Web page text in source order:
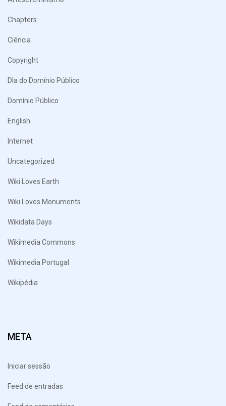
Chapters
Ciência
Copyright
DIa do Domínio Público
Domínio Público
English
Internet
Uncategorized
Wiki Loves Earth
Wiki Loves Monuments
Wikidata Days
Wikimedia Commons
Wikimedia Portugal
Wikipédia
META
Iniciar sessão
Feed de entradas